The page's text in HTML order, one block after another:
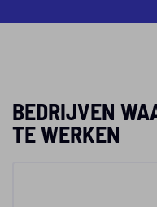
BEDRIJVEN
TE WERKEN